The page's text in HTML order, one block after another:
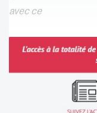
avec ce